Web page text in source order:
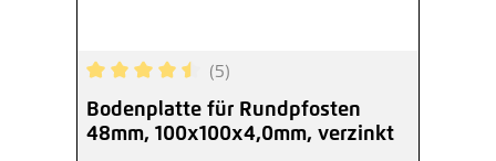
Durchschnittliche Bewertung von 4.4 von 5
(5)
Bodenplatte für Rundpfosten
48mm, 100x100x4,0mm, verzinkt